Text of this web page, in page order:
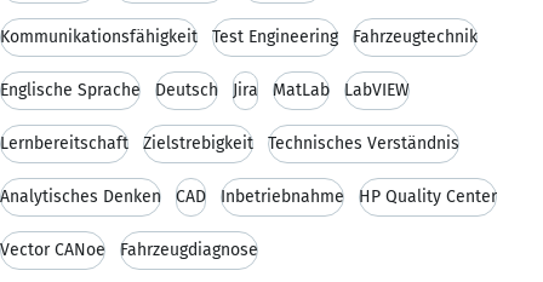
Kommunikationsfähigkeit Test Engineering Fahrzeugtechnik
Englische Sprache Deutsch Jira MatLab LabVIEW
Lernbereitschaft Zielstrebigkeit Technisches Verständnis
Analytisches Denken CAD Inbetriebnahme HP Quality Center
Vector CANoe Fahrzeugdiagnose